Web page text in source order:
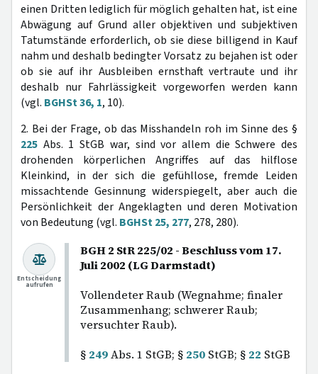
einen Dritten lediglich für möglich gehalten hat, ist eine
Abwägung auf Grund aller objektiven und subjektiven
Tatumstände erforderlich, ob sie diese billigend in Kauf
nahm und deshalb bedingter Vorsatz zu bejahen ist oder
ob sie auf ihr Ausbleiben ernsthaft vertraute und ihr
deshalb nur Fahrlässigkeit vorgeworfen werden kann
(vgl. BGHSt 36, 1, 10).
2. Bei der Frage, ob das Misshandeln roh im Sinne des §
225 Abs. 1 StGB war, sind vor allem die Schwere des
drohenden körperlichen Angriffes auf das hilflose
Kleinkind, in der sich die gefühllose, fremde Leiden
missachtende Gesinnung widerspiegelt, aber auch die
Persönlichkeit der Angeklagten und deren Motivation
von Bedeutung (vgl. BGHSt 25, 277, 278, 280).
BGH 2 StR 225/02 - Beschluss vom 17.
Juli 2002 (LG Darmstadt)
Vollendeter Raub (Wegnahme; finaler
Zusammenhang; schwerer Raub;
versuchter Raub).
§ 249Abs. 1 StGB; § 250 StGB; § 22 StGB
Entscheidung
aufrufen